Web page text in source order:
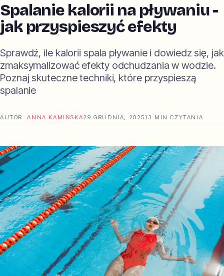
Spalanie kalorii na pływaniu -
jak przyspieszyć efekty
Sprawdź, ile kalorii spala pływanie i dowiedz się, jak
zmaksymalizować efekty odchudzania w wodzie.
Poznaj skuteczne techniki, które przyspieszą
spalanie
AUTOR:ANNA KAMIŃSKA29 GRUDNIA, 202513 MIN CZYTANIA